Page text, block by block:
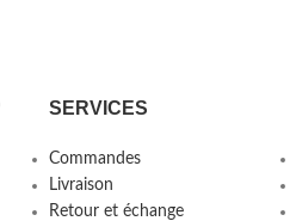
SERVICES
Commandes
Livraison
Retour et échange